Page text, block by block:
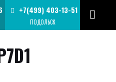
+7(499) 403-13-51
ПОДОЛЬСК